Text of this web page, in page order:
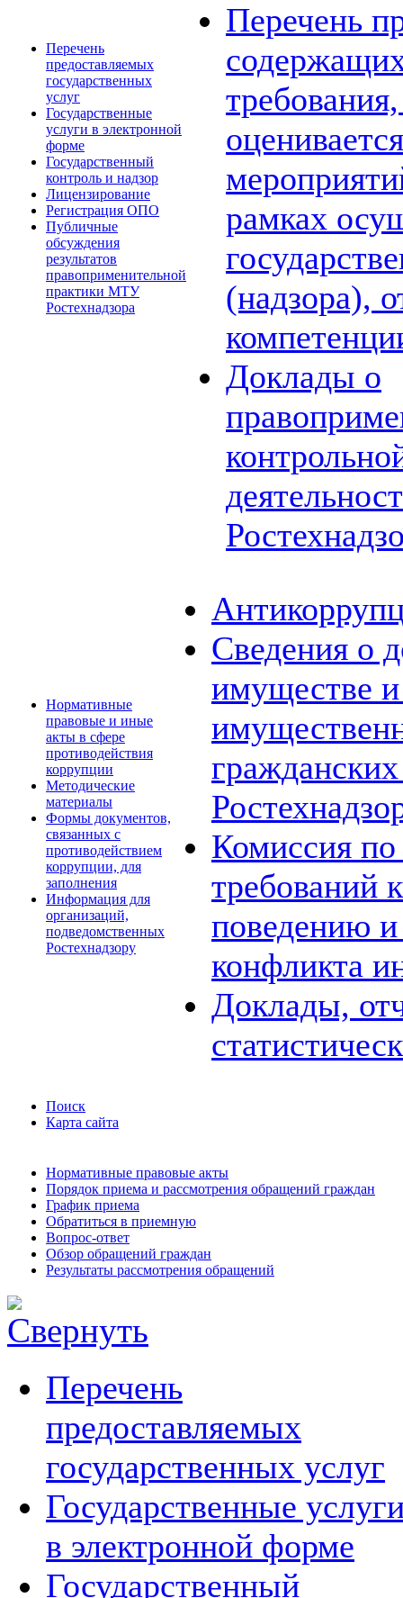
Перечень
предоставляемых
государственных
услуг
Государственные
услуги в электронной
форме
Государственный
контроль и надзор
Лицензирование
Регистрация ОПО
Публичные
обсуждения
результатов
правоприменительной
практики МТУ
Ростехнадзора
Перечень
рамках
(надзора),
Доклады о
Нормативные
правовые и иные
акты в сфере
противодействия
коррупции
Методические
материалы
Формы документов,
связанных с
противодействием
коррупции, для
заполнения
Информация для
организаций,
подведомственных
Ростехнадзору
Сведения о
имуществе и
Комиссия
требований
поведению
конфликта
Доклады,
Поиск
Карта сайта
Нормативные правовые акты
Порядок приема и рассмотрения обращений граждан
График приема
Обратиться в приемную
Вопрос-ответ
Обзор обращений граждан
Результаты рассмотрения обращений
Перечень
предоставляемых
государственных услуг
Государственные
в электронной форме
Государственный